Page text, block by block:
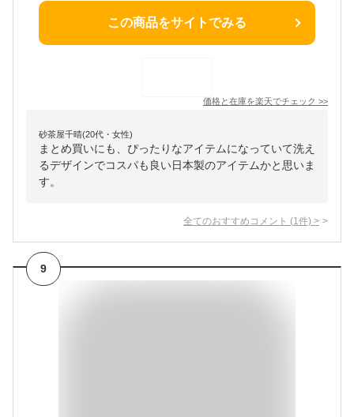
この商品をサイトでみる
価格と在庫を楽天でチェック >>
砂茶屋千晴(20代・女性)
まとめ買いにも、ぴったりなアイテムになっていて洗え
るデザインでコスパも良い日本製のアイテムかと思いま
す。
全てのおすすめコメント (1 件) >
9